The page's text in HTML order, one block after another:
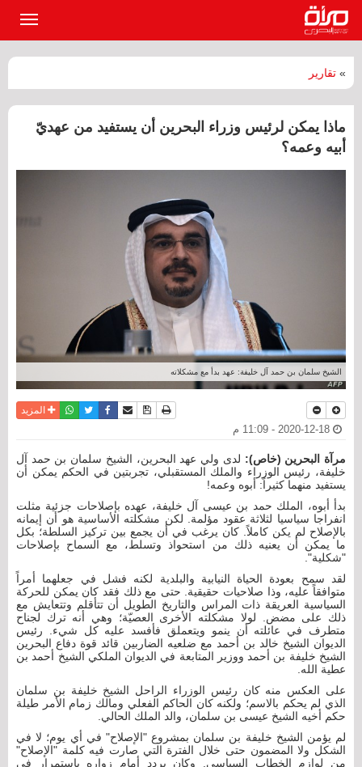
» تقارير
ماذا يمكن لرئيس وزراء البحرين أن يستفيد من عهديّ
أبيه وعمه؟
الشيخ سلمان بن حمد آل خليفة: عهد بدأ مع مشكلاته
نسخة للطباعة
حفظ الموضوع
أرسل الى صديق
فيسبوكتويترواتسابالمزيد
مرآة البحرين (خاص): لدى ولي عهد البحرين، الشيخ سلمان بن حمد آل
خليفة، رئيس الوزراء والملك المستقبلي، تجربتين في الحكم يمكن أن
يستفيد منهما كثيراً: أبوه وعمه!
بدأ أبوه، الملك حمد بن عيسى آل خليفة، عهده بإصلاحات جزئية مثلت
انفراجا سياسيا لثلاثة عقود مؤلمة. لكن مشكلته الأساسية هو أن إيمانه
بالإصلاح لم يكن كاملاً. كان يرغب في أن يجمع بين تركيز السلطة؛ بكل
ما يمكن أن يعنيه ذلك من استحواذ وتسلط، مع السماح بإصلاحات
"شكلية".
لقد سمح بعودة الحياة النيابية والبلدية لكنه فشل في جعلهما أمراً
متوافقاً عليه، وذا صلاحيات حقيقية. حتى مع ذلك فقد كان يمكن للحركة
السياسية العريقة ذات المراس والتاريخ الطويل أن تتأقلم وتتعايش مع
ذلك على مضض. لولا مشكلته الأخرى العصيّة؛ وهي أنه ترك لجناح
متطرف في عائلته أن ينمو ويتعملق فأفسد عليه كل شيء. رئيس
الديوان الشيخ خالد بن أحمد مع ضلعيه الضاربين قائد قوة دفاع البحرين
الشيخ خليفة بن أحمد ووزير المتابعة في الديوان الملكي الشيخ أحمد بن
عطية الله.
على العكس منه كان رئيس الوزراء الراحل الشيخ خليفة بن سلمان
الذي لم يحكم بالاسم؛ ولكنه كان الحاكم الفعلي ومالك زمام الأمر طيلة
حكم أخيه الشيخ عيسى بن سلمان، والد الملك الحالي.
لم يؤمن الشيخ خليفة بن سلمان بمشروع "الإصلاح" في أي يوم؛ لا في
الشكل ولا المضمون حتى خلال الفترة التي صارت فيه كلمة "الإصلاح"
من لوازم الخطاب السياسي. وكان يردد أمام زواره باستمرار في